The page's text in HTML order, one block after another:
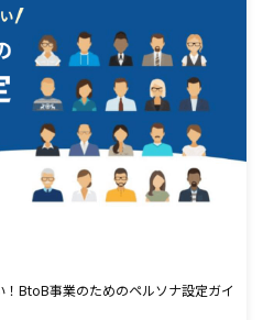
BtoB事業のためのペルソナ設定ガイ